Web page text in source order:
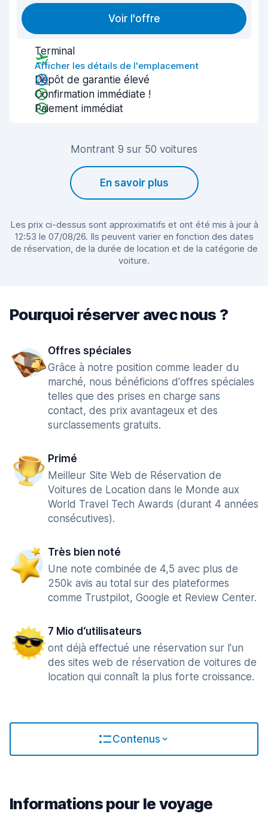
Voir l'offre
Terminal
Afficher les détails de l'emplacement
Dépôt de garantie élevé
Confirmation immédiate !
Paiement immédiat
Montrant 9 sur 50 voitures
En savoir plus
Les prix ci-dessus sont approximatifs et ont été mis à jour à
12:53 le 07/08/26. Ils peuvent varier en fonction des dates
de réservation, de la durée de location et de la catégorie de
voiture.
Pourquoi réserver avec nous ?
Offres spéciales
Grâce à notre position comme leader du
marché, nous bénéficions d'offres spéciales
telles que des prises en charge sans
contact, des prix avantageux et des
surclassements gratuits.
Primé
Meilleur Site Web de Réservation de
Voitures de Location dans le Monde aux
World Travel Tech Awards (durant 4 années
consécutives).
Très bien noté
Une note combinée de 4,5 avec plus de
250k avis au total sur des plateformes
comme Trustpilot, Google et Review Center.
7 Mio d‘utilisateurs
ont déjà effectué une réservation sur l'un
des sites web de réservation de voitures de
location qui connaît la plus forte croissance.
Contenus
Informations pour le voyage